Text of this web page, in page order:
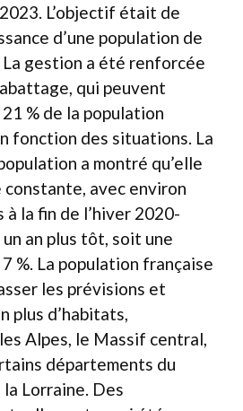
L’objectif était de
d’une population de
La gestion a été renforcée
qui peuvent
% de la population
fonction des situations. La
a montré qu’elle
constante, avec environ
à la fin de l’hiver 2020-
an plus tôt, soit une
%. La population française
les prévisions et
plus d’habitats,
Alpes, le Massif central,
départements du
Lorraine. Des